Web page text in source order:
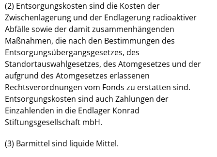
(2) Entsorgungskosten sind die Kosten der
Zwischenlagerung und der Endlagerung radioaktiver
Abfälle sowie der damit zusammenhängenden
Maßnahmen, die nach den Bestimmungen des
Entsorgungsübergangsgesetzes, des
Standortauswahlgesetzes, des Atomgesetzes und der
aufgrund des Atomgesetzes erlassenen
Rechtsverordnungen vom Fonds zu erstatten sind.
Entsorgungskosten sind auch Zahlungen der
Einzahlenden in die Endlager Konrad
Stiftungsgesellschaft mbH.
(3) Barmittel sind liquide Mittel.